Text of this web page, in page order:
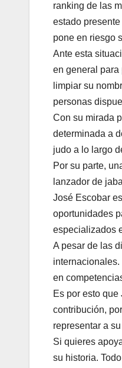
ranking de las
estado
pone en riesgo
Ante esta
en general para
limpiar su
personas
Con su mirada
determinada a
judo a lo largo
Por su parte,
lanzador de
José Escobar
oportunidades
especializados
A pesar de las
en
Es por esto
contribución,
representar a
Si quieres
su historia.